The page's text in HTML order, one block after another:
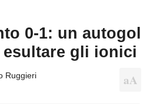
0-1: un autogol
gli ionici
Ruggieri